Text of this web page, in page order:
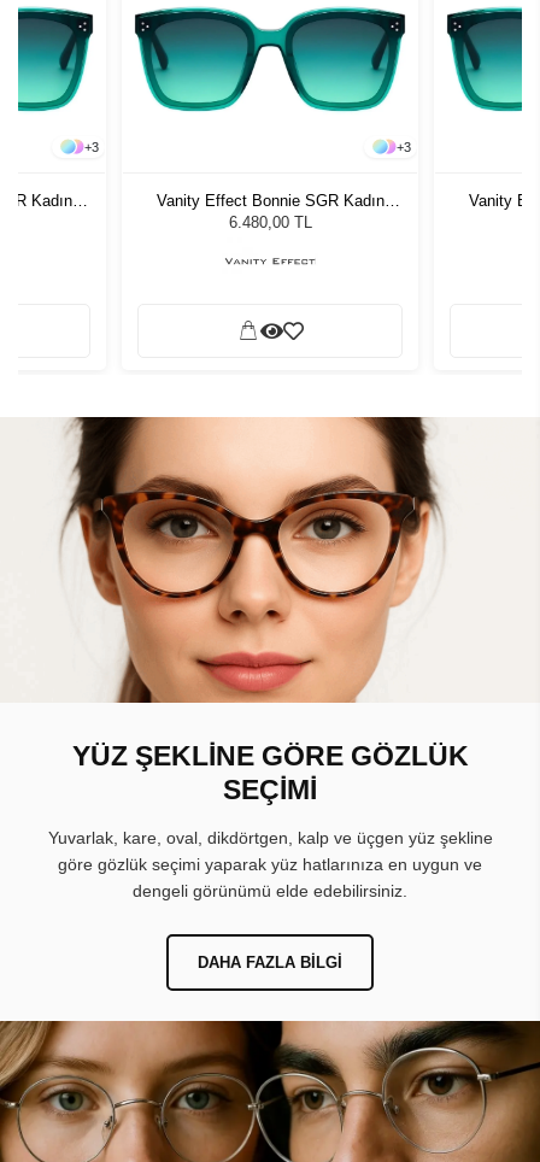
+3
Kadın
+3
Vanity Effect Bonnie SGR Kadın
Güneş Gözlüğü
6.480,00 TL
Vanity
YÜZ ŞEKLİNE GÖRE GÖZLÜK
SEÇİMİ
Yuvarlak, kare, oval, dikdörtgen, kalp ve üçgen yüz şekline
göre gözlük seçimi yaparak yüz hatlarınıza en uygun ve
dengeli görünümü elde edebilirsiniz.
DAHA FAZLA BILGI